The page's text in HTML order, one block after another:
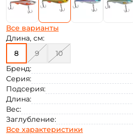
Все варианты
Длина, см:
8
9
10
Бренд:
Серия:
Подсерия:
Длина:
Вес:
Заглубление:
Все характеристики